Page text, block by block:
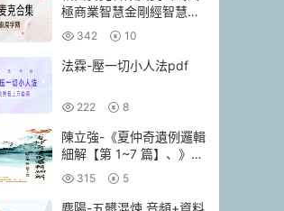
極商業智慧金剛經智慧人
生當和尚遇上鑽石
342 10
法霖-壓一切小人法pdf
222 8
陳立強-《夏仲奇遺例邏輯
細解【第 1~7 篇】、》
174頁–彩色PDF電子書
315 5
塵陽-五髒混煉 音頻+資料